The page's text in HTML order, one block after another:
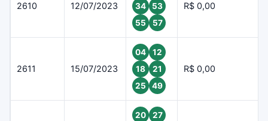
2610 12/07/2023
34
53
55
57
R$ 0,00
2611 15/07/2023
04
12
18
21
25
49
R$ 0,00
20
27